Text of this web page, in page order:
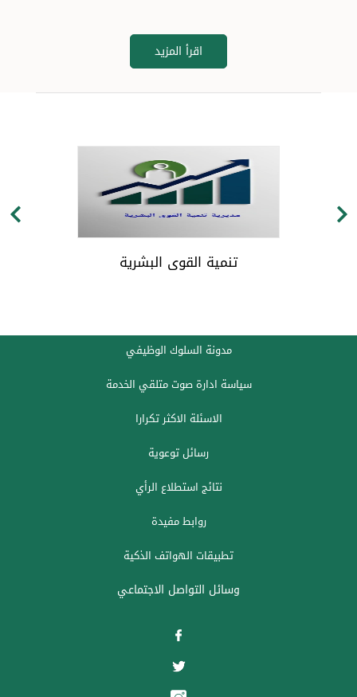
اقرأ المزيد
تنمية القوى البشرية
مدونة السلوك الوظيفي
سياسة ادارة صوت متلقي الخدمة
الاسئلة الاكثر تكرارا
رسائل توعوية
نتائج استطلاع الرأي
روابط مفيدة
تطبيقات الهواتف الذكية
وسائل التواصل الاجتماعي